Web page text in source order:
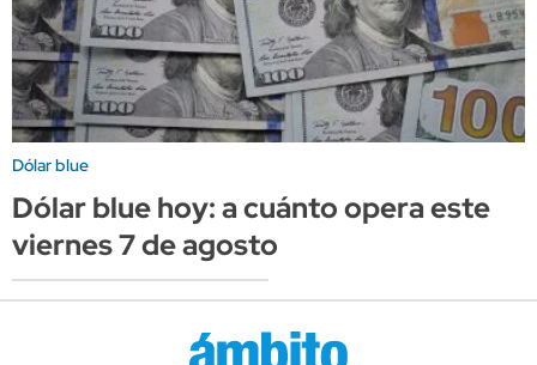
Dólar blue
Dólar blue hoy: a cuánto opera este
viernes 7 de agosto